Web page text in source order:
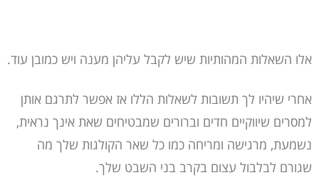
אלו השאלות המהותיות שיש לקבל עליהן מענה ויש כמובן עוד.
אחרי שיהיו לך תשובות לשאלות הללו אז אפשר לתרגם אותן
למסרים שיווקיים חדים וברורים שמבטיחים שאת אינך נראית,
נשמעת, מרגישה ומריחה כמו כל שאר הקולגות שלך מה
שגורם לבלבול עצום בקרב בני השבט שלך.